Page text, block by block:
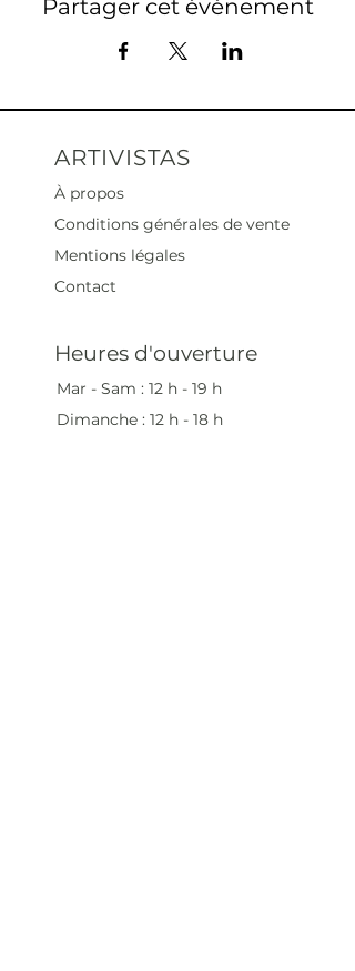
Partager cet événement
ARTIVISTAS
À propos
Conditions générales de vente
Mentions légales
Contact
Heures d'ouverture
Mar - Sam : 12 h - 19 h
Dimanche : 12 h - 18 h